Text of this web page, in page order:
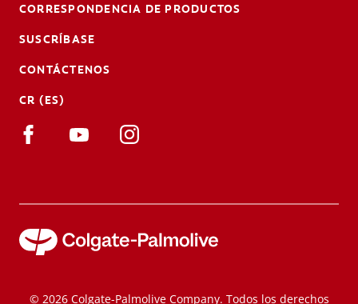
CORRESPONDENCIA DE PRODUCTOS
SUSCRÍBASE
CONTÁCTENOS
CR (ES)
© 2026 Colgate-Palmolive Company. Todos los derechos